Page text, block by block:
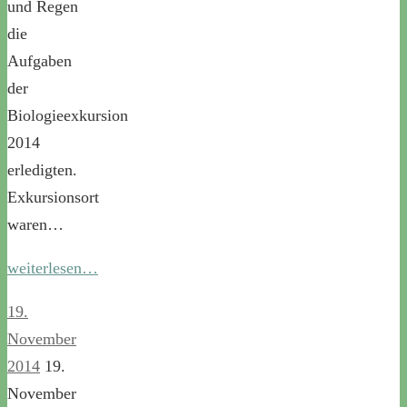
und Regen
die
Aufgaben
der
Biologieexkursion
2014
erledigten.
Exkursionsort
waren…
weiterlesen…
19.
November
2014 19.
November